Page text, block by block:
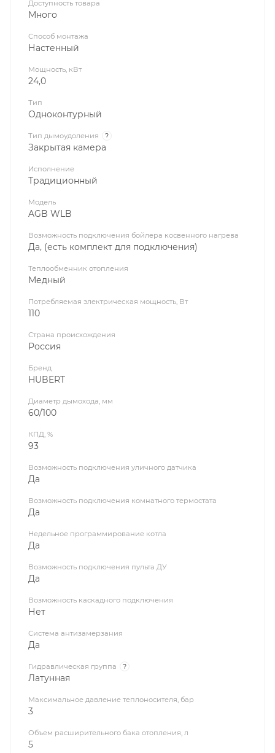
Доступность товара
Много
Способ монтажа
Настенный
Мощность, кВт
24,0
Тип
Одноконтурный
Тип дымоудоления ?
Закрытая камера
Исполнение
Традиционный
Модель
AGB WLB
Возможность подключения бойлера косвенного нагрева
Да, (есть комплект для подключения)
Теплообменник отопления
Медный
Потребляемая электрическая мощность, Вт
110
Страна происхождения
Россия
Бренд
HUBERT
Диаметр дымохода, мм
60/100
КПД, %
93
Возможность подключения уличного датчика
Да
Возможность подключения комнатного термостата
Да
Недельное программирование котла
Да
Возможность подключения пульта ДУ
Да
Возможность каскадного подключения
Нет
Система антизамерзания
Да
Гидравлическая группа ?
Латунная
Максимальное давление теплоносителя, бар
3
Объем расширительного бака отопления, л
5